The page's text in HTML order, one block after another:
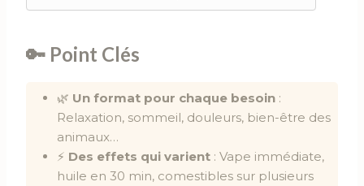
🔑 Point Clés
🌿 Un format pour chaque besoin :
Relaxation, sommeil, douleurs, bien-être des
animaux…
⚡ Des effets qui varient : Vape immédiate,
huile en 30 min, comestibles sur plusieurs